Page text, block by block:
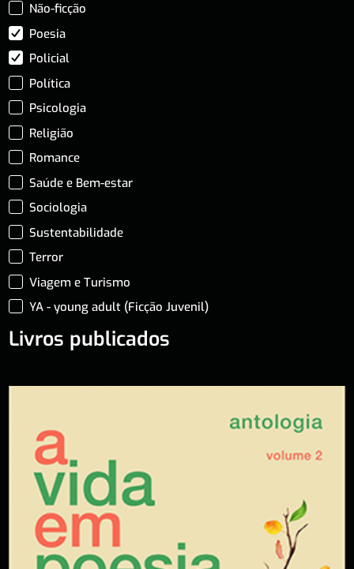
Não-ficção
Poesia
Policial
Política
Psicologia
Religião
Romance
Saúde e Bem-estar
Sociologia
Sustentabilidade
Terror
Viagem e Turismo
YA - young adult (Ficção Juvenil)
Livros publicados